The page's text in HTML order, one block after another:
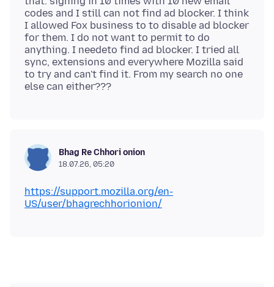
codes and I still can not find ad blocker. I think
I allowed Fox business to to disable ad blocker
for them. I do not want to permit to do
anything. I needeto find ad blocker. I tried all
sync, extensions and everywhere Mozilla said
to try and can't find it. From my search no one
Bhag Re Chhori onion
18.07.26, 05:20
https://support.mozilla.org/en-
US/user/bhagrechhorionion/